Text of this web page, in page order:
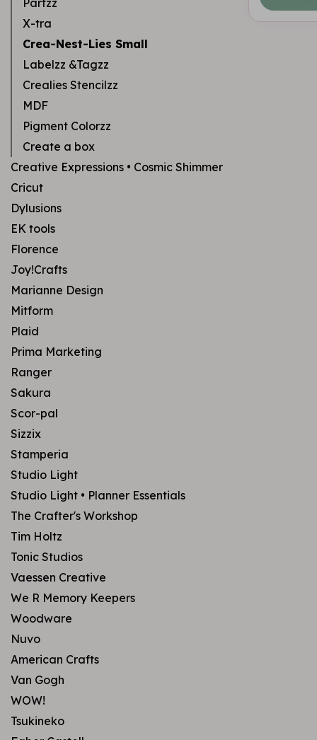
Partzz
X-tra
Crea-Nest-Lies Small
Labelzz &Tagzz
Crealies Stencilzz
MDF
Pigment Colorzz
Create a box
Creative Expressions • Cosmic Shimmer
Cricut
Dylusions
EK tools
Florence
Joy!Crafts
Marianne Design
Mitform
Plaid
Prima Marketing
Ranger
Sakura
Scor-pal
Sizzix
Stamperia
Studio Light
Studio Light • Planner Essentials
The Crafter's Workshop
Tim Holtz
Tonic Studios
Vaessen Creative
We R Memory Keepers
Woodware
Nuvo
American Crafts
Van Gogh
WOW!
Tsukineko